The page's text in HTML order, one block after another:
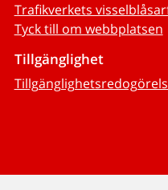
Trafikverkets
Tyck till om webbplatsen
Tillgänglighet